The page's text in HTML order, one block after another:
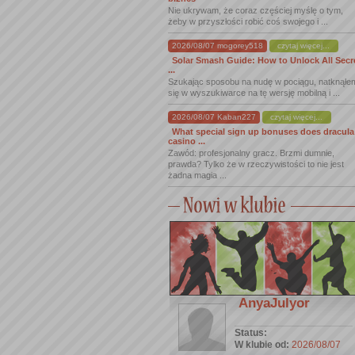
Nie ukrywam, że coraz częściej myślę o tym,
żeby w przyszłości robić coś swojego i ...
2026/08/07 mogorey518 czytaj więcej...
Solar Smash Guide: How to Unlock All
...
Szukając sposobu na nudę w pociągu,
się w wyszukiwarce na tę wersję mobilną i ...
2026/08/07 Kaban227 czytaj więcej...
What special sign up bonuses does dracula
casino ...
Zawód: profesjonalny gracz. Brzmi dumnie,
prawda? Tylko że w rzeczywistości to nie jest
żadna magia ...
AnyaJulyor
Status:
W klubie od: 2026/08/07